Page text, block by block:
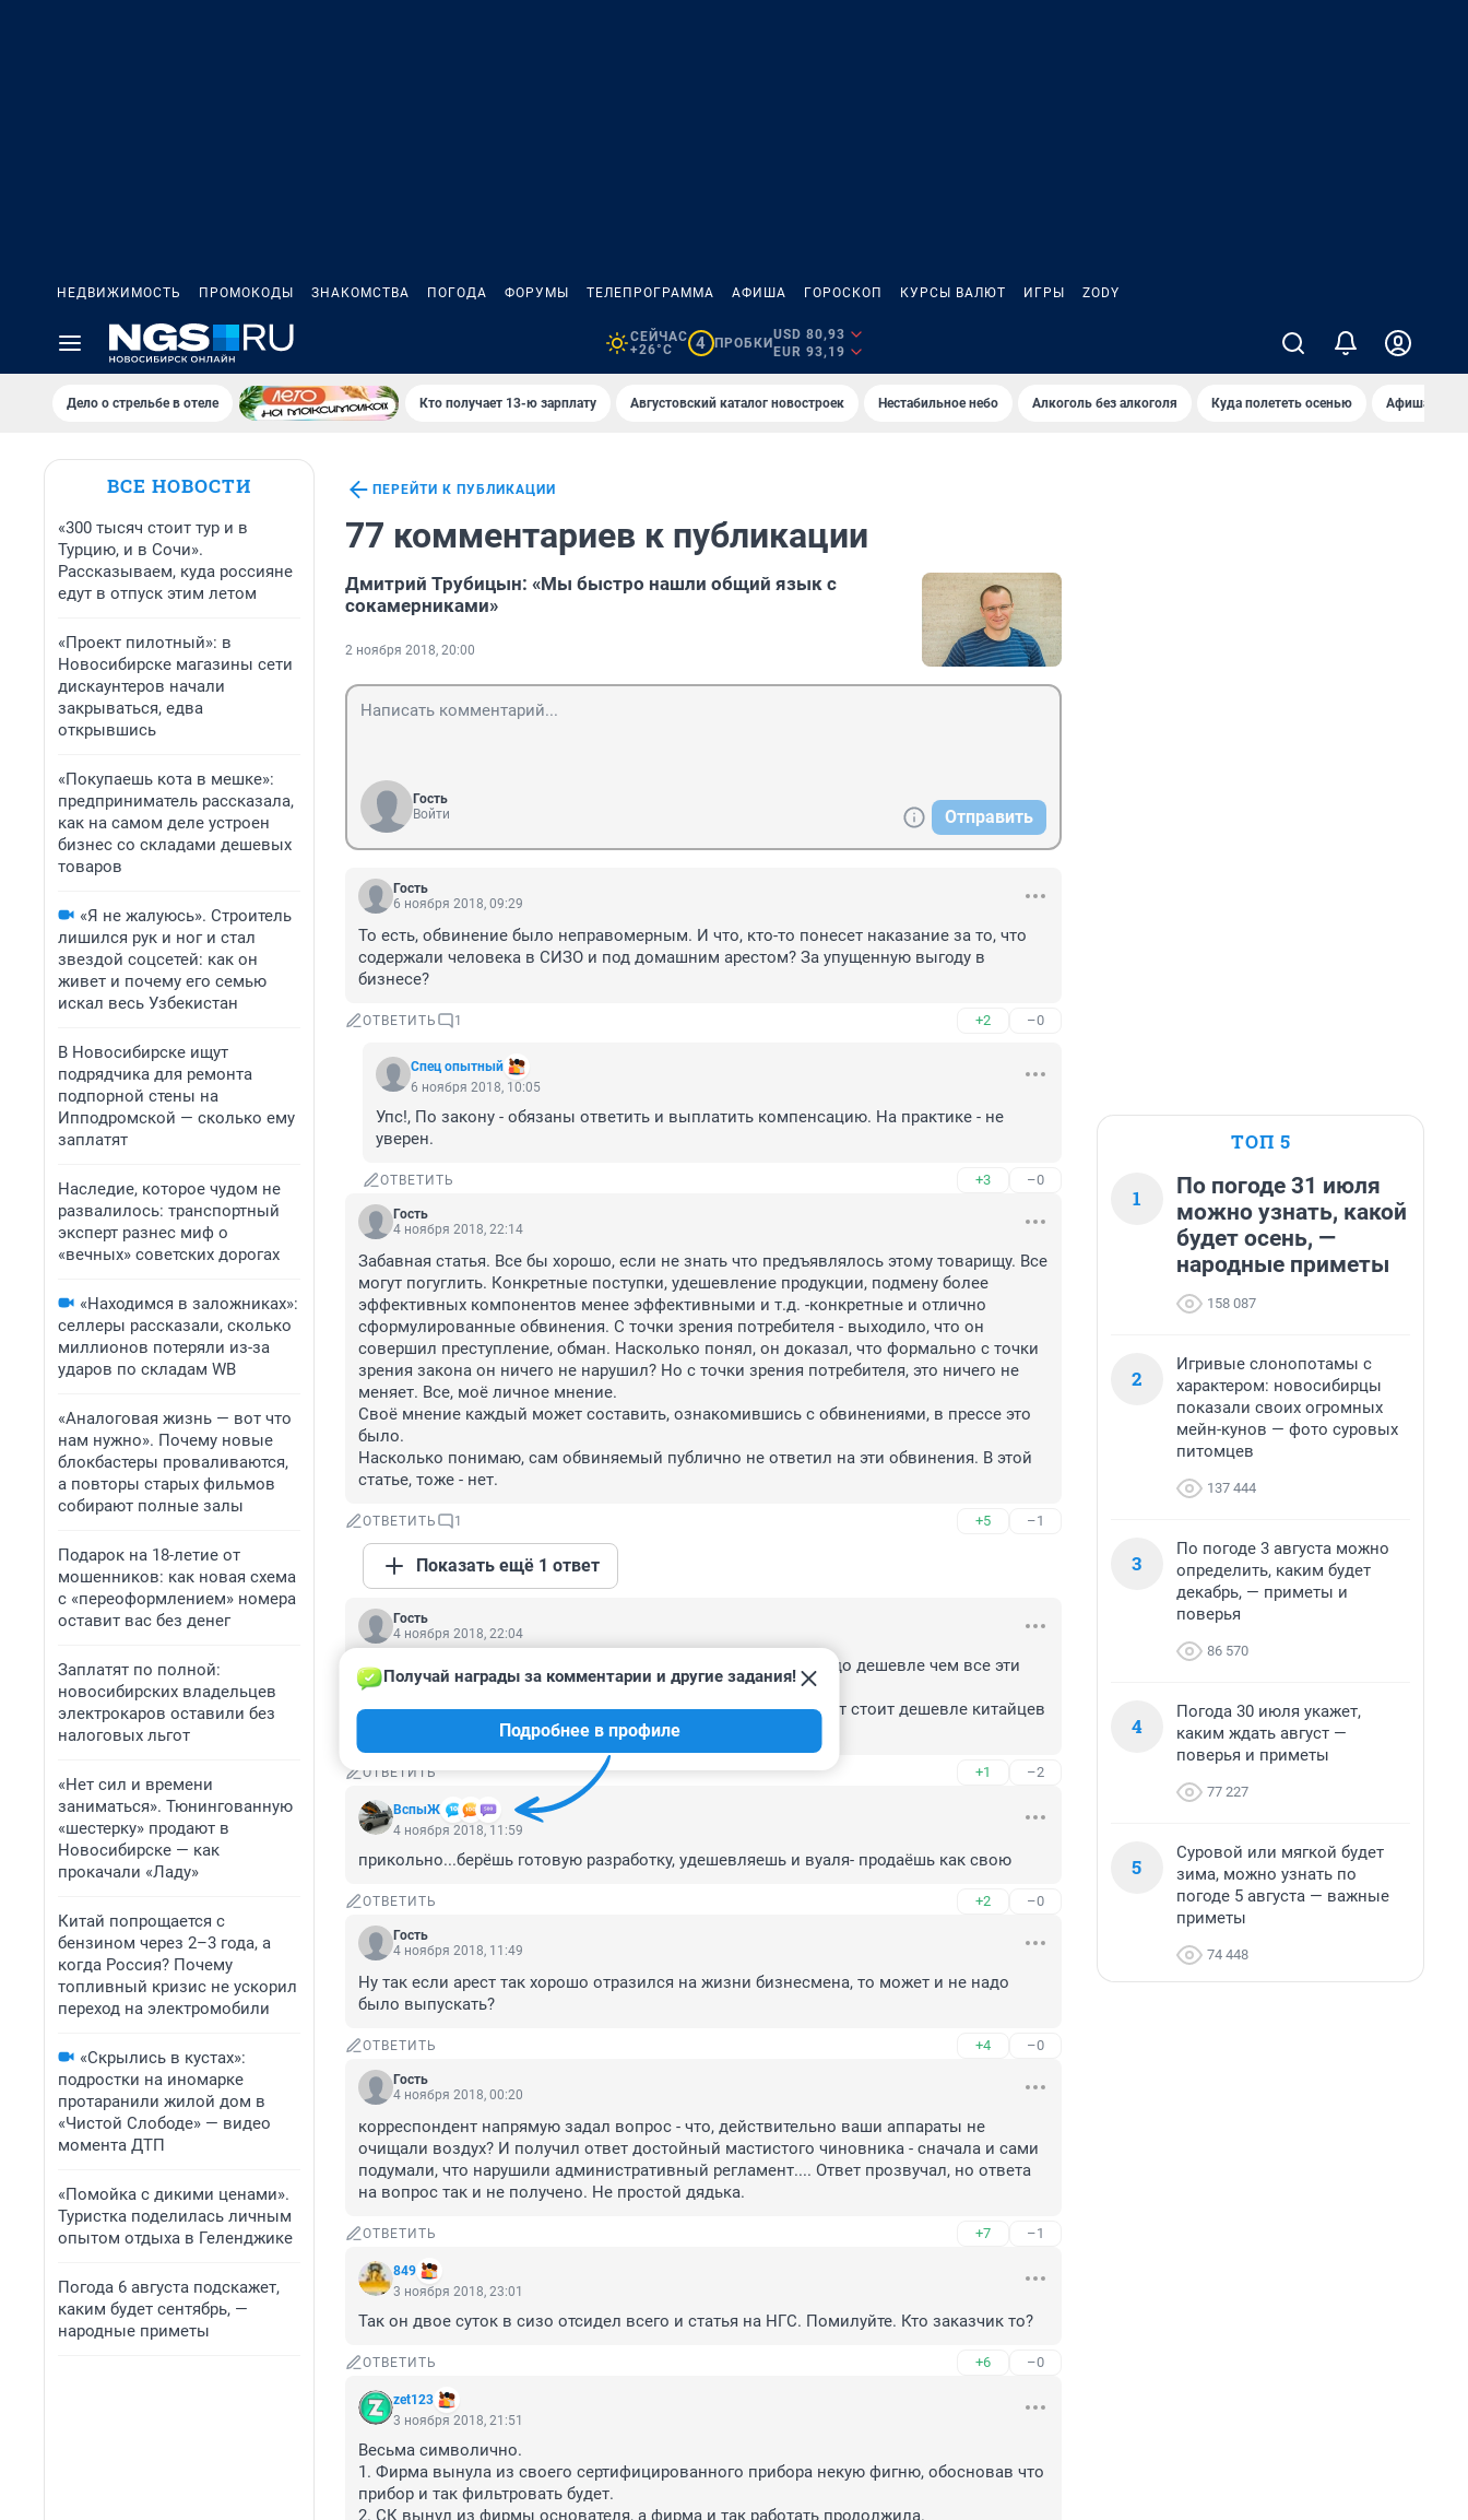
НЕДВИЖИМОСТЬ ПРОМОКОДЫ ЗНАКОМСТВА ПОГОДА ФОРУМЫ ТЕЛЕПРОГРАММА АФИША ГОРОСКОП КУРСЫ ВАЛЮТ ИГРЫ ZODY
СЕЙЧАС
+26°C
4 ПРОБКИ
USD 80,93
EUR 93,19
Дело о стрельбе в отеле Кто получает 13-ю зарплату Августовский каталог новостроек Нестабильное небо Алкоголь без алкоголя Куда полететь осенью Афиша на
ВСЕ НОВОСТИ
«300 тысяч стоит тур и в
Турцию, и в Сочи».
Рассказываем, куда россияне
едут в отпуск этим летом
«Проект пилотный»: в
Новосибирске магазины сети
дискаунтеров начали
закрываться, едва
открывшись
«Покупаешь кота в мешке»:
предприниматель рассказала,
как на самом деле устроен
бизнес со складами дешевых
товаров
«Я не жалуюсь». Строитель
лишился рук и ног и стал
звездой соцсетей: как он
живет и почему его семью
искал весь Узбекистан
В Новосибирске ищут
подрядчика для ремонта
подпорной стены на
Ипподромской — сколько ему
заплатят
Наследие, которое чудом не
развалилось: транспортный
эксперт разнес миф о
«вечных» советских дорогах
«Находимся в заложниках»:
селлеры рассказали, сколько
миллионов потеряли из-за
ударов по складам WB
«Аналоговая жизнь — вот что
нам нужно». Почему новые
блокбастеры проваливаются,
а повторы старых фильмов
собирают полные залы
Подарок на 18-летие от
мошенников: как новая схема
с «переоформлением» номера
оставит вас без денег
Заплатят по полной:
новосибирских владельцев
электрокаров оставили без
налоговых льгот
«Нет сил и времени
заниматься». Тюнингованную
«шестерку» продают в
Новосибирске — как
прокачали «Ладу»
Китай попрощается с
бензином через 2–3 года, а
когда Россия? Почему
топливный кризис не ускорил
переход на электромобили
«Скрылись в кустах»:
подростки на иномарке
протаранили жилой дом в
«Чистой Слободе» — видео
момента ДТП
«Помойка с дикими ценами».
Туристка поделилась личным
опытом отдыха в Геленджике
Погода 6 августа подскажет,
каким будет сентябрь, —
народные приметы
ПЕРЕЙТИ К ПУБЛИКАЦИИ
77 комментариев к публикации
Дмитрий Трубицын: «Мы быстро нашли общий язык с
сокамерниками»
2 ноября 2018, 20:00
Гость
Войти
Отправить
Гость
6 ноября 2018, 09:29
То есть, обвинение было неправомерным. И что, кто-то понесет наказание за то, что
содержали человека в СИЗО и под домашним арестом? За упущенную выгоду в
бизнесе?
ОТВЕТИТЬ 1 +2 –0
Спец опытный
6 ноября 2018, 10:05
Упс!, По закону - обязаны ответить и выплатить компенсацию. На практике - не
уверен.
ОТВЕТИТЬ +3 –0
Гость
4 ноября 2018, 22:14
Забавная статья. Все бы хорошо, если не знать что предъявлялось этому товарищу. Все
могут погуглить. Конкретные поступки, удешевление продукции, подмену более
эффективных компонентов менее эффективными и т.д. -конкретные и отлично
сформулированные обвинения. С точки зрения потребителя - выходило, что он
совершил преступление, обман. Насколько понял, он доказал, что формально с точки
зрения закона он ничего не нарушил? Но с точки зрения потребителя, это ничего не
меняет. Все, моё личное мнение.
Своё мнение каждый может составить, ознакомившись с обвинениями, в прессе это
было.
Насколько понимаю, сам обвиняемый публично не ответил на эти обвинения. В этой
статье, тоже - нет.
ОТВЕТИТЬ 1 +5 –1
Показать ещё 1 ответ
Гость
4 ноября 2018, 22:04
Я взял к себе на работу таджика. Так он чистит воздух гораздо дешевле чем все эти
автоматы-тионы.
ЗЫ Надо подождать еще 2 года и обычный русский труд будет стоит дешевле китайцев
или таджиков. А воздух будет чистить еще чище.
ОТВЕТИТЬ +1 –2
ВспыЖ
Получай награды за комментарии и другие задания!
Подробнее в профиле
4 ноября 2018, 11:59
прикольно...берёшь готовую разработку, удешевляешь и вуаля- продаёшь как свою
ОТВЕТИТЬ +2 –0
Гость
4 ноября 2018, 11:49
Ну так если арест так хорошо отразился на жизни бизнесмена, то может и не надо
было выпускать?
ОТВЕТИТЬ +4 –0
Гость
4 ноября 2018, 00:20
корреспондент напрямую задал вопрос - что, действительно ваши аппараты не
очищали воздух? И получил ответ достойный мастистого чиновника - сначала и сами
подумали, что нарушили административный регламент.... Ответ прозвучал, но ответа
на вопрос так и не получено. Не простой дядька.
ОТВЕТИТЬ +7 –1
849
3 ноября 2018, 23:01
Так он двое суток в сизо отсидел всего и статья на НГС. Помилуйте. Кто заказчик то?
ОТВЕТИТЬ +6 –0
zet123
3 ноября 2018, 21:51
Весьма символично.
1. Фирма вынула из своего сертифицированного прибора некую фигню, обосновав что
прибор и так фильтровать будет.
2. СК вынул из фирмы основателя, а фирма и так работать продолжила.
ТОП 5
1
По погоде 31 июля
можно узнать, какой
будет осень, —
народные приметы
158 087
2
Игривые слонопотамы с
характером: новосибирцы
показали своих огромных
мейн-кунов — фото суровых
питомцев
137 444
3
По погоде 3 августа можно
определить, каким будет
декабрь, — приметы и
поверья
86 570
4
Погода 30 июля укажет,
каким ждать август —
поверья и приметы
77 227
5
Суровой или мягкой будет
зима, можно узнать по
погоде 5 августа — важные
приметы
74 448